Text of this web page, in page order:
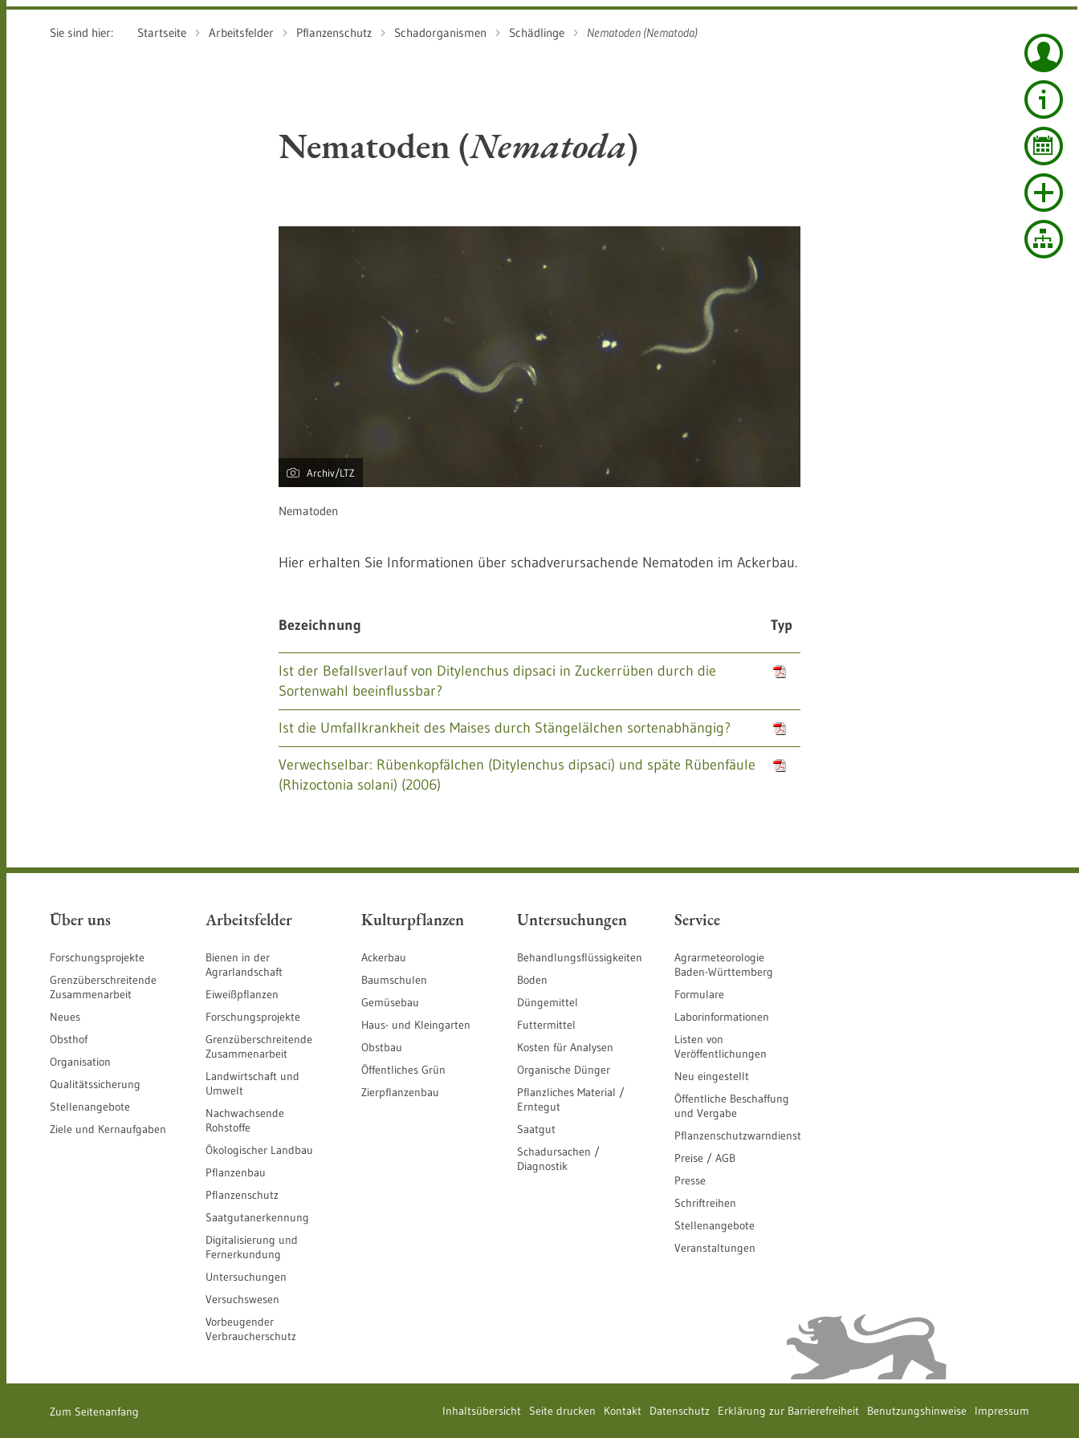
Sie sind hier: Startseite Arbeitsfelder Pflanzenschutz Schadorganismen Schädlinge Nematoden (Nematoda)
Nematoden (Nematoda)
Archiv/LTZ
Nematoden
Hier erhalten Sie Informationen über schadverursachende Nematoden im Ackerbau.
Bezeichnung Typ
Ist der Befallsverlauf von Ditylenchus dipsaci in Zuckerrüben durch die
Sortenwahl beeinflussbar?
Ist die Umfallkrankheit des Maises durch Stängelälchen sortenabhängig?
Verwechselbar: Rübenkopfälchen (Ditylenchus dipsaci) und späte Rübenfäule
(Rhizoctonia solani) (2006)
Über uns
Forschungsprojekte
Grenzüberschreitende
Zusammenarbeit
Neues
Obsthof
Organisation
Qualitätssicherung
Stellenangebote
Ziele und Kernaufgaben
Arbeitsfelder
Bienen in der
Agrarlandschaft
Eiweißpflanzen
Forschungsprojekte
Grenzüberschreitende
Zusammenarbeit
Landwirtschaft und
Umwelt
Nachwachsende
Rohstoffe
Ökologischer Landbau
Pflanzenbau
Pflanzenschutz
Saatgutanerkennung
Digitalisierung und
Fernerkundung
Untersuchungen
Versuchswesen
Vorbeugender
Verbraucherschutz
Kulturpflanzen
Ackerbau
Baumschulen
Gemüsebau
Haus- und Kleingarten
Obstbau
Öffentliches Grün
Zierpflanzenbau
Untersuchungen
Behandlungsflüssigkeiten
Boden
Düngemittel
Futtermittel
Kosten für Analysen
Organische Dünger
Pflanzliches Material /
Erntegut
Saatgut
Schadursachen /
Diagnostik
Service
Agrarmeteorologie
Baden-Württemberg
Formulare
Laborinformationen
Listen von
Veröffentlichungen
Neu eingestellt
Öffentliche Beschaffung
und Vergabe
Pflanzenschutzwarndienst
Preise / AGB
Presse
Schriftreihen
Stellenangebote
Veranstaltungen
Zum Seitenanfang Inhaltsübersicht Seite drucken Kontakt Datenschutz Erklärung zur Barrierefreiheit Benutzungshinweise Impressum